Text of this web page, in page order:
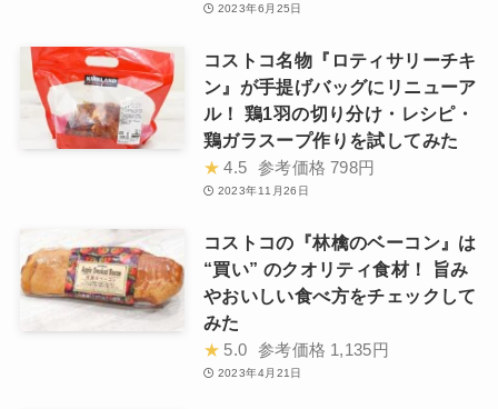
2023年6月25日
コストコ名物『ロティサリーチキ
ン』が手提げバッグにリニューア
ル！ 鶏1羽の切り分け・レシピ・
鶏ガラスープ作りを試してみた
★ 4.5 参考価格 798円
2023年11月26日
コストコの『林檎のベーコン』は
“買い” のクオリティ食材！ 旨み
やおいしい食べ方をチェックして
みた
★ 5.0 参考価格 1,135円
2023年4月21日